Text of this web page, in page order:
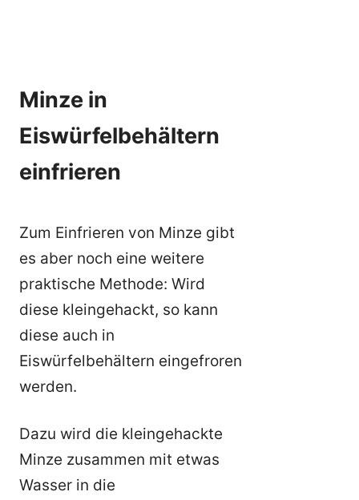
Minze in
Eiswürfelbehältern
einfrieren
Zum Einfrieren von Minze gibt
es aber noch eine weitere
praktische Methode: Wird
diese kleingehackt, so kann
diese auch in
Eiswürfelbehältern eingefroren
werden.
Dazu wird die kleingehackte
Minze zusammen mit etwas
Wasser in die